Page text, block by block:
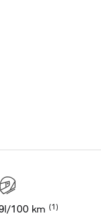
100 km